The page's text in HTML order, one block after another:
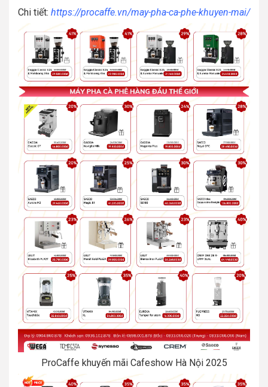
Chi tiết: https://procaffe.vn/may-pha-ca-phe-khuyen-mai/
ProCaffe khuyến mãi Cafeshow Hà Nội 2025